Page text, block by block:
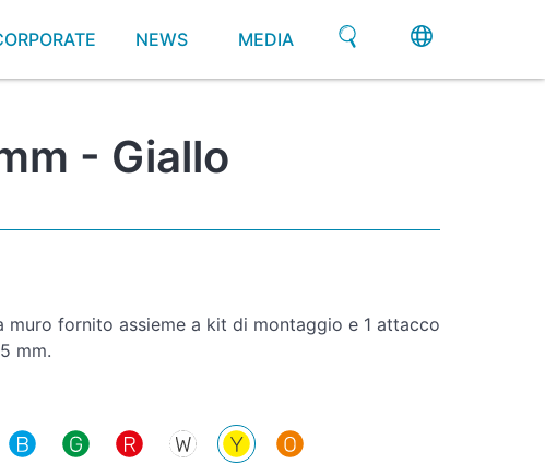
NEWS MEDIA
- Giallo
muro fornito assieme a kit di montaggio e 1 attacco
mm.